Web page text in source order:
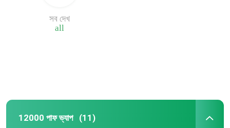
কারখানা ভ্রমণ
খবর
all
সব দেখ
12000 পাফ ভ্যাপ (11)